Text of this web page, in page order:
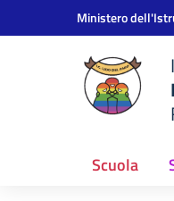
Vai ai contenuti
Vai al menu di navigazione
Ministero
Scuola